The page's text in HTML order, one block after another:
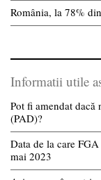
România, la 78%
Informatii utile
Pot fi amendat
(PAD)?
Data de la care
mai 2023